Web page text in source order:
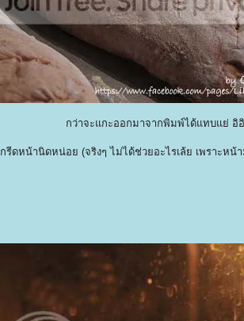
กว่าจะแกะออกมาจากพิมพ์ได้แทบแย่ อิ
กรีดหน้านิดหน่อย (จริงๆ ไม่ได้ช่วยอะไรเล้ย เพราะหน้